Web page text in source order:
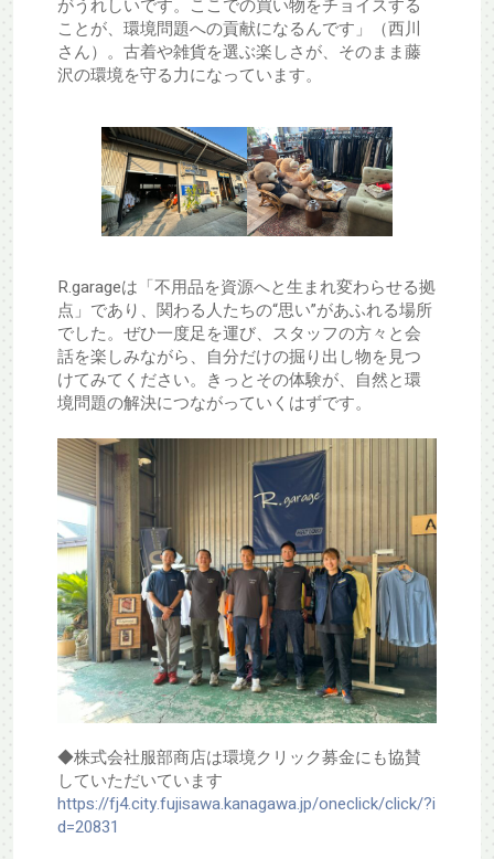
がうれしいです。ここでの買い物をチョイスする
ことが、環境問題への貢献になるんです」（西川
さん）。古着や雑貨を選ぶ楽しさが、そのまま藤
沢の環境を守る力になっています。
R.garageは「不用品を資源へと生まれ変わらせる拠
点」であり、関わる人たちの“思い”があふれる場所
でした。ぜひ一度足を運び、スタッフの方々と会
話を楽しみながら、自分だけの掘り出し物を見つ
けてみてください。きっとその体験が、自然と環
境問題の解決につながっていくはずです。
◆株式会社服部商店は環境クリック募金にも協賛
していただいています
https://fj4.city.fujisawa.kanagawa.jp/oneclick/click/?i
d=20831